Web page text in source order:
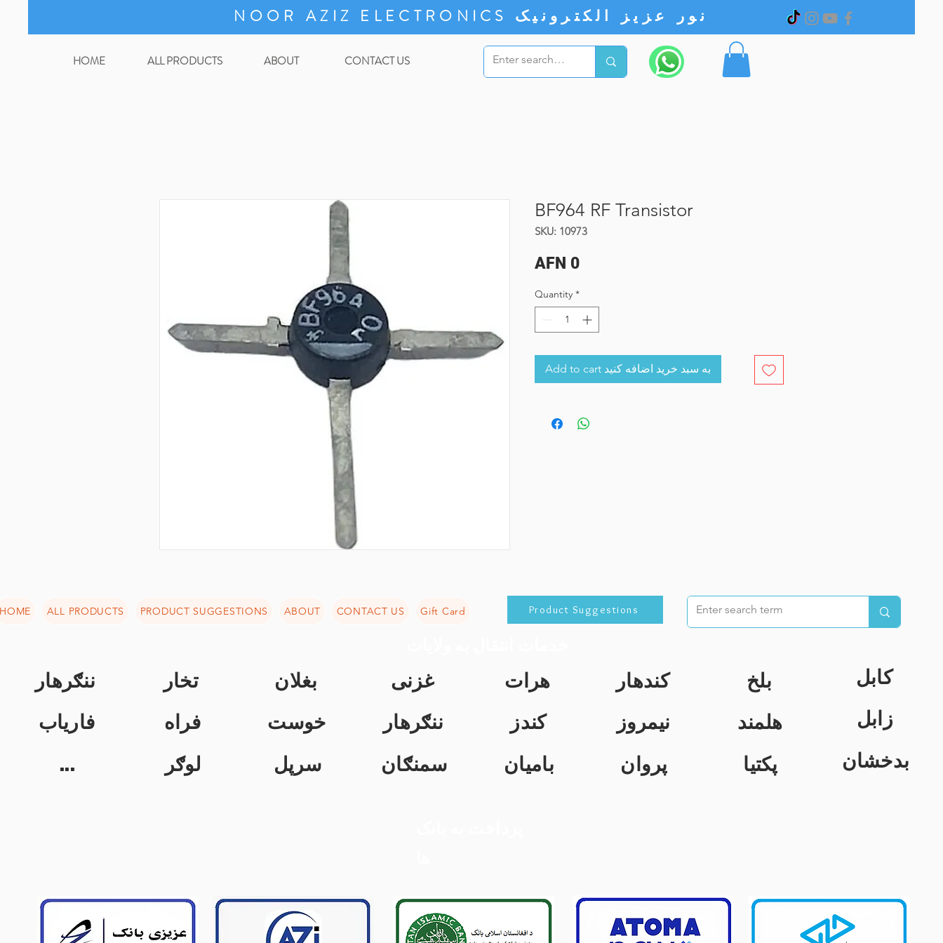
HOME ALL PRODUCTS ABOUT CONTACT US
NOOR AZIZ ELECTRONICS
BF964 RF Transistor
SKU: 10973
AFN 0Price
Quantity *
Add to cart به سبد خرید اضافه کنید
HOME ALL PRODUCTS PRODUCT SUGGESTIONS ABOUT CONTACT US Gift Card Product Suggestions
ننګرهار تخار بغلان غزنی هرات کندهار بلخ
کابل
فاریاب
فراه خوست ننګرهار کندز نیمروز هلمند
زابل
...
لوګر سرپل سمنګان بامیان پروان پکتیا بدخشان